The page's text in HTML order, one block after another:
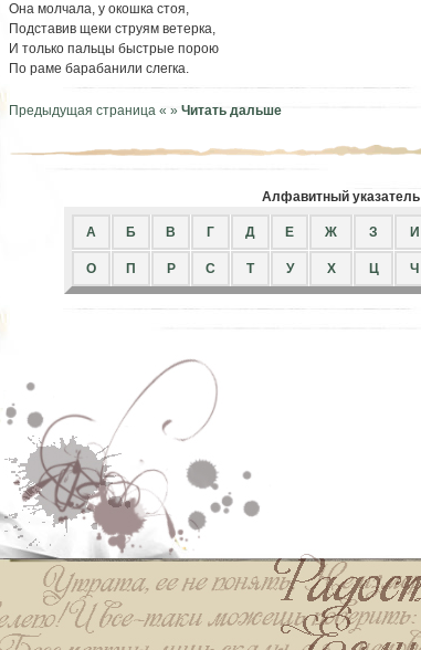
Она молчала, у окошка стоя,
Подставив щеки струям ветерка,
И только пальцы быстрые порою
По раме барабанили слегка.
Предыдущая страница « » Читать дальше
Алфавитный указатель
A Б В Г Д Е Ж З И
О П Р С Т У Х Ц Ч